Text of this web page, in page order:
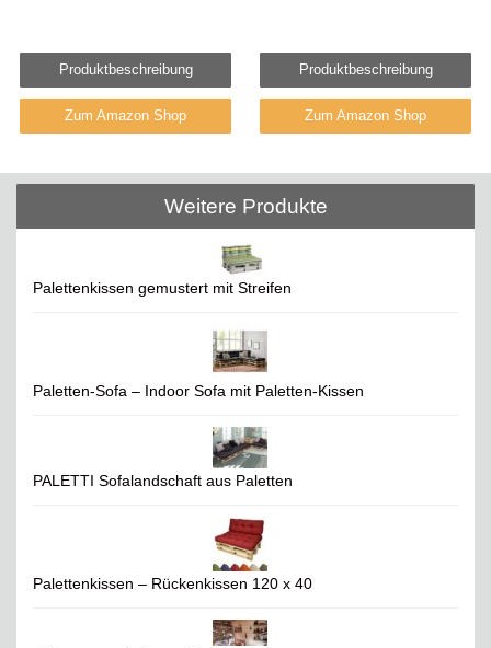
Produktbeschreibung
Zum Amazon Shop
Produktbeschreibung
Zum Amazon Shop
Weitere Produkte
Palettenkissen gemustert mit Streifen
Paletten-Sofa – Indoor Sofa mit Paletten-Kissen
PALETTI Sofalandschaft aus Paletten
Palettenkissen – Rückenkissen 120 x 40